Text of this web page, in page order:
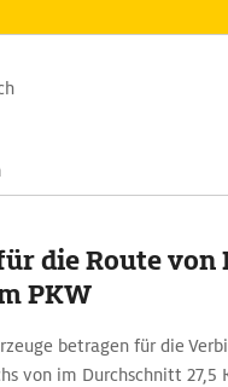
die Route von
PKW
betragen für die
von im Durchschnitt